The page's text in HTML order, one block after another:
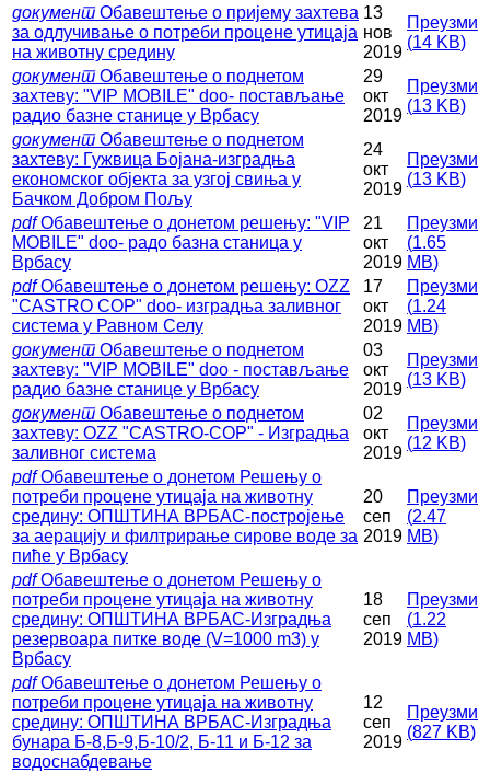
документ Обавештење о пријему захтева
за одлучивање о потреби процене утицаја
на животну средину
13
нов
2019
Преузми
(14 KB)
документ Обавештење о поднетом
захтеву: "VIP MOBILE" doo- постављање
радио базне станице у Врбасу
29
окт
2019
Преузми
(13 KB)
документ Обавештење о поднетом
захтеву: Гужвица Бојана-изградња
економског објекта за узгој свиња у
Бачком Добром Пољу
24
окт
2019
Преузми
(13 KB)
pdf Обавештење о донетом решењу: "VIP
MOBILE" dоо- радо базна станица у
Врбасу
21
окт
2019
Преузми
(1.65
MB)
pdf Обавештење о донетом решењу: ОZZ
"CASTRO COP" doo- изградња заливног
система у Равном Селу
17
окт
2019
Преузми
(1.24
MB)
документ Обавештење о поднетом
захтеву: "VIP MOBILE" doo - постављање
радио базне станице у Врбасу
03
окт
2019
Преузми
(13 KB)
документ Обавештење о поднетом
захтеву: ОZZ "CASTRO-COP" - Изградња
заливног система
02
окт
2019
Преузми
(12 KB)
pdf Обавештење о донетом Решењу о
потреби процене утицаја на животну
средину: ОПШТИНА ВРБАС-постројење
за аерацију и филтрирање сирове воде за
пиће у Врбасу
20
сеп
2019
Преузми
(2.47
MB)
pdf Обавештење о донетом Решењу о
потреби процене утицаја на животну
средину: ОПШТИНА ВРБАС-Изградња
резервоара питке воде (V=1000 m3) у
Врбасу
18
сеп
2019
Преузми
(1.22
MB)
pdf Обавештење о донетом Решењу о
потреби процене утицаја на животну
средину: ОПШТИНА ВРБАС-Изградња
бунара Б-8,Б-9,Б-10/2, Б-11 и Б-12 за
водоснабдевање
12
сеп
2019
Преузми
(827 KB)